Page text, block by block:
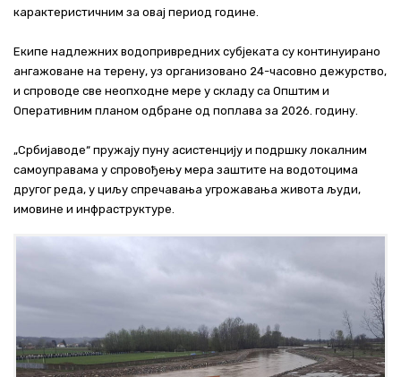
карактеристичним за овај период године.
Екипе надлежних водопривредних субјеката су континуирано
ангажоване на терену, уз организовано 24-часовно дежурство,
и спроводе све неопходне мере у складу са Општим и
Оперативним планом одбране од поплава за 2026. годину.
„Србијаводе“ пружају пуну асистенцију и подршку локалним
самоуправама у спровођењу мера заштите на водотоцима
другог реда, у циљу спречавања угрожавања живота људи,
имовине и инфраструктуре.